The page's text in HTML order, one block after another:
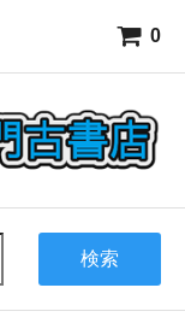
0
検索